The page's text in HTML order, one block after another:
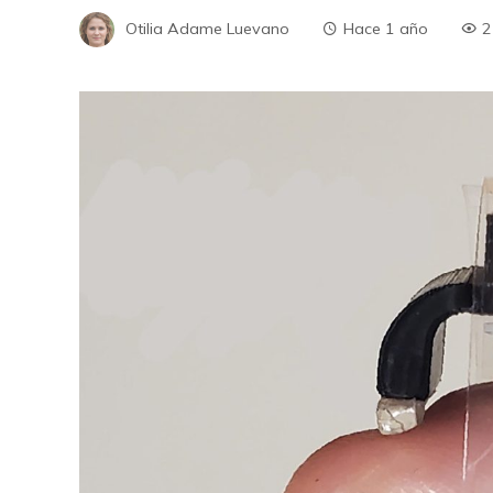
Otilia Adame Luevano Hace 1 año